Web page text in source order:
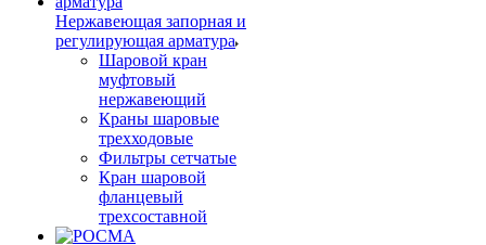
Нержавеющая запорная и
регулирующая арматура
Шаровой кран
муфтовый
нержавеющий
Краны шаровые
трехходовые
Фильтры сетчатые
Кран шаровой
фланцевый
трехсоставной